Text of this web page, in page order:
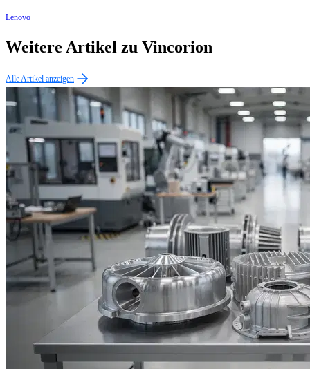
Lenovo
Weitere Artikel zu Vincorion
Alle Artikel anzeigen